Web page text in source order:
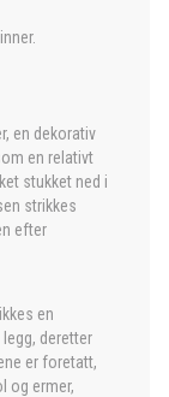
en dekorativ
en relativt
stukket ned i
strikkes
efter
en
deretter
er foretatt,
og ermer,